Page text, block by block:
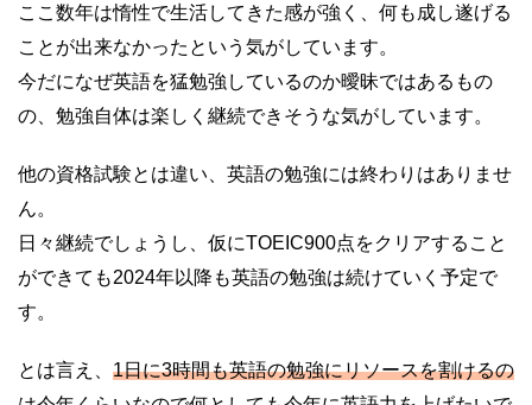
ここ数年は惰性で生活してきた感が強く、何も成し遂げる
ことが出来なかったという気がしています。
今だになぜ英語を猛勉強しているのか曖昧ではあるもの
の、勉強自体は楽しく継続できそうな気がしています。
他の資格試験とは違い、英語の勉強には終わりはありませ
ん。
日々継続でしょうし、仮にTOEIC900点をクリアすること
ができても2024年以降も英語の勉強は続けていく予定で
す。
とは言え、 1日に3時間も英語の勉強にリソースを割けるの